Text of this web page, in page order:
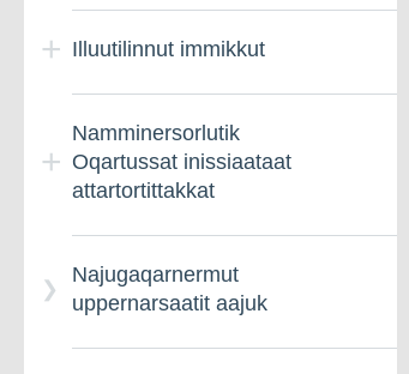
Nammineq pigisamik
paasissutissiineq
Illuutilinnut immikkut
Illumik piginnittut
nikinnerat – Nalunaarneq
Namminersorlutik
Oqartussat inissiaataat
attartortittakkat
Namminersorlutik
Oqartussat inissiaataat
Najugaqarnermut
uppernarsaatit aajuk